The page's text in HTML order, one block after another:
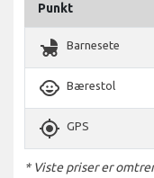
Punkt
child_friendly Barnesete
child_care Bærestol
gps_fixed GPS
* Viste priser er